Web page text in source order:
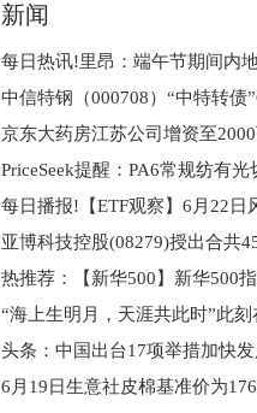
新闻
京东大药房江苏公司增资至
PriceSeek提醒：PA6常规纺有
亚博科技控股(08279)授出合共
6月19日生意社皮棉基准价为